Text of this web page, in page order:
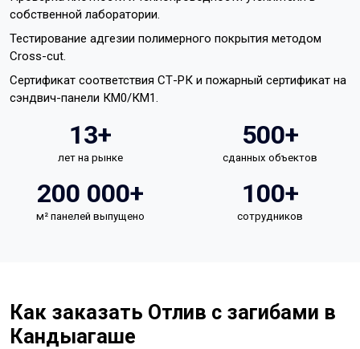
собственной лаборатории.
Тестирование адгезии полимерного покрытия методом
Cross-cut.
Сертификат соответствия СТ-РК и пожарный сертификат на
сэндвич-панели КМ0/КМ1.
13+
лет на рынке
500+
сданных объектов
200 000+
м² панелей выпущено
100+
сотрудников
Как заказать Отлив с загибами в
Кандыагаше